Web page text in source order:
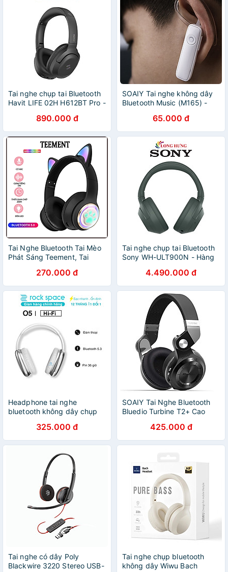
Tai nghe chụp tai Bluetooth
Havit LIFE 02H H612BT Pro -
890.000 đ
SOAIY Tai nghe không dây
Bluetooth Music (M165) -
65.000 đ
Tai Nghe Bluetooth Tai Mèo
Phát Sáng Teement, Tai
Chụp Tai Bluetooth 5.3, Đèn
Led Và Âm Bass Mạnh Mẽ -
Hàng Chính Hãng
270.000 đ
Tai nghe chụp tai Bluetooth
Sony WH-ULT900N - Hàng
4.490.000 đ
Headphone tai nghe
bluetooth không dây chụp
hàng chính hãng BH 1 năm
325.000 đ
SOAIY Tai Nghe Bluetooth
Bluedio Turbine T2+ Cao
425.000 đ
Tai nghe có dây Poly
Blackwire 3220 Stereo USB-
Tai nghe chụp bluetooth
không dây Wiwu Bach